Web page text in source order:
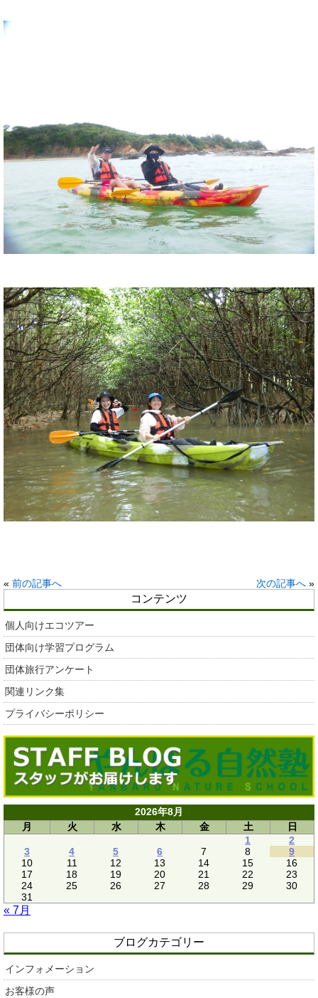
« 前の記事へ 次の記事へ »
コンテンツ
個人向けエコツアー
団体向け学習プログラム
団体旅行アンケート
関連リンク集
プライバシーポリシー
2026年8月
月
火 水 木 金 土
日
1
2
3
4 5 6 7 8
9
10
11 12 13 14 15
16
17
18 19 20 21 22
23
24
25 26 27 28 29
30
31
« 7月
ブログカテゴリー
インフォメーション
お客様の声